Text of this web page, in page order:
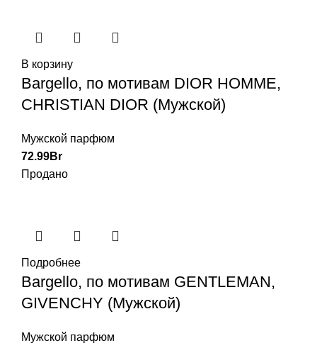
В корзину
Bargello, по мотивам DIOR HOMME,
CHRISTIAN DIOR (Мужской)
Мужской парфюм
72.99Br
Продано
Подробнее
Bargello, по мотивам GENTLEMAN,
GIVENCHY (Мужской)
Мужской парфюм